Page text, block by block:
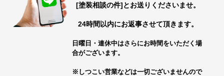
[塗装相談の件]とお送りくださいませ。
24時間以内にお返事させて頂きます。
日曜日・連休中はさらにお時間をいただく場
合がございます。
※しつこい営業などは一切ございませんので